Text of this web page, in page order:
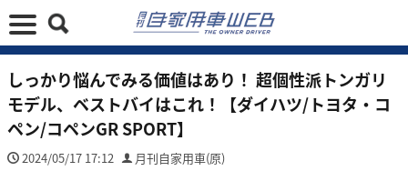
しっかり悩んでみる価値はあり！ 超個性派トンガリ
モデル、ベストバイはこれ！【ダイハツ/トヨタ・コ
ペン/コペンGR SPORT】
2024/05/17 17:12 月刊自家用車(原)